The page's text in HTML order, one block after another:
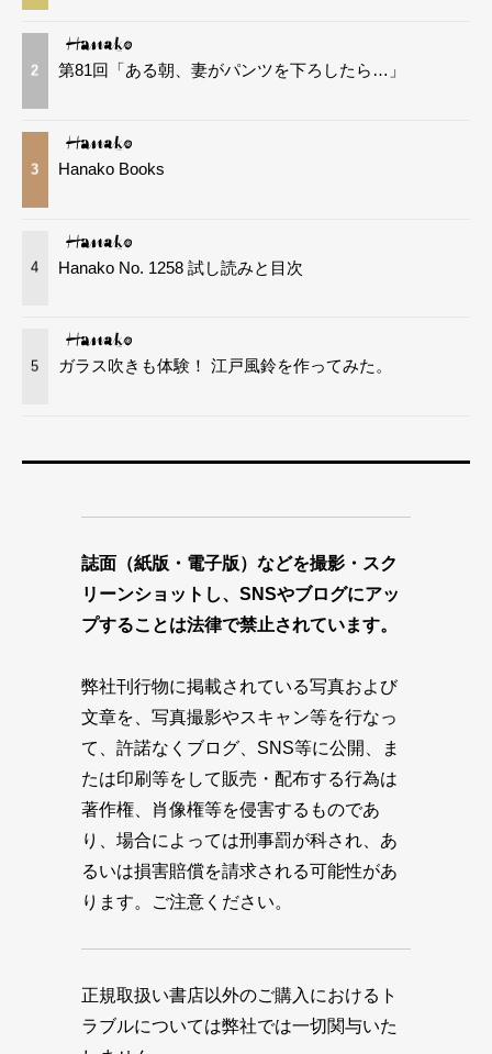
2 第81回「ある朝、妻がパンツを下ろしたら…」
3 Hanako Books
4 Hanako No. 1258 試し読みと目次
5 ガラス吹きも体験！ 江戸風鈴を作ってみた。
誌面（紙版・電子版）などを撮影・スク
リーンショットし、SNSやブログにアッ
プすることは法律で禁止されています。
弊社刊行物に掲載されている写真および
文章を、写真撮影やスキャン等を行なっ
て、許諾なくブログ、SNS等に公開、ま
たは印刷等をして販売・配布する行為は
著作権、肖像権等を侵害するものであ
り、場合によっては刑事罰が科され、あ
るいは損害賠償を請求される可能性があ
ります。ご注意ください。
正規取扱い書店以外のご購入におけるト
ラブルについては弊社では一切関与いた